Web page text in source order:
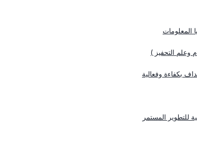
المعلومات
وعلم التحفيز )
بكفاءة وفعالية
للتطوير المستمر